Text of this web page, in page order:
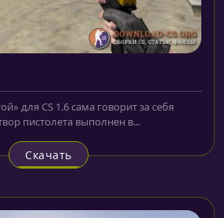
для CS 1.6 сама говорит за себя
пистолета выполнен в...
Скачать